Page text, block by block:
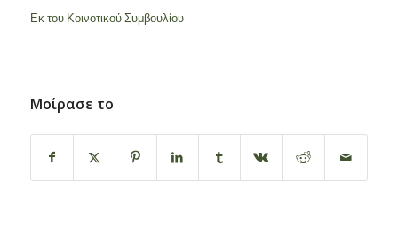
Εκ του Κοινοτικού Συμβουλίου
Μοίρασε το